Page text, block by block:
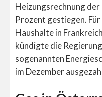
Heizungsrechnung
Prozent gestiegen.
Haushalte in
kündigte die
sogenannten
im Dezember